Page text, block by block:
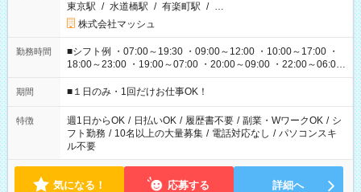
東京駅 / 水道橋駅 / 有楽町駅 / …
株式会社マッシュ
勤務時間
■シフト例 ・07:00～19:30 ・09:00～12:00 ・10:00～17:00 ・
18:00～23:00 ・19:00～07:00 ・20:00～09:00 ・22:00～06:00
etc ★最短で3時間で5,120円のお仕事から 15時間で2万円近く稼
げるお仕事も！ ご希望のお時間に合わせてご紹介！ ※シフトは
ください！
期間 ■１日のみ・1回だけお仕事OK！
特徴 週1日からOK / 日払いOK / 履歴書不要 / 副業・WワークOK / シ
フト勤務 / 10名以上の大量募集 / 電話対応なし / パソコンスキ
ル不要
気になる！ 応募する 詳細へ